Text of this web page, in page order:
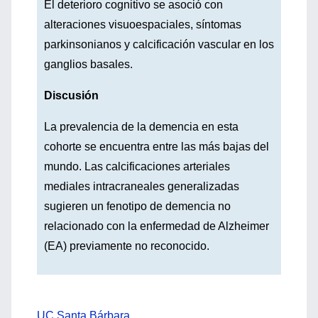
El deterioro cognitivo se asoció con
alteraciones visuoespaciales, síntomas
parkinsonianos y calcificación vascular en los
ganglios basales.
Discusión
La prevalencia de la demencia en esta
cohorte se encuentra entre las más bajas del
mundo. Las calcificaciones arteriales
mediales intracraneales generalizadas
sugieren un fenotipo de demencia no
relacionado con la enfermedad de Alzheimer
(EA) previamente no reconocido.
UC Santa Bárbara